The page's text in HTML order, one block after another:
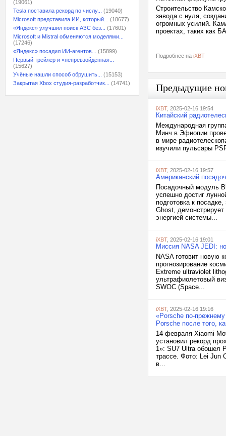
(19061)
Tesla поставила рекорд по числу...
(19040)
Microsoft представила ИИ, который...
(18677)
«Яндекс» улучшил поиск АЗС без...
(17601)
Microsoft и Mistral обменяются моделями...
(17246)
«Яндекс» посадил ИИ-агентов...
(15899)
Первый трейлер и «непревзойдённая...
(15627)
Учёные нашли способ обрушить...
(15153)
Закрытая Xbox студия-разработчик...
(14741)
Строительство
завода с нуля,
огромных усилий.
проектах, таких как
Подробнее на iXBT
Предыдущие
iXBT, 2025-02-16 19:54
Китайский
Международная
Минч в Эфиопии
в мире
изучили пульсары
iXBT, 2025-02-16 19:57
Американский
Посадочный модуль
успешно достиг
подготовка к
Ghost,
энергией системы...
iXBT, 2025-02-16 19:01
Миссия NASA JEDI:
NASA готовит новую
прогнозирование
Extreme ultraviolet
ультрафиолетовый
SWOC (Space...
iXBT, 2025-02-16 19:16
«Porsche по-
Porsche после того,
14 февраля Xiaomi
установил рекорд
1»: SU7 Ultra обошел
трассе. Фото: Lei Jun
в...